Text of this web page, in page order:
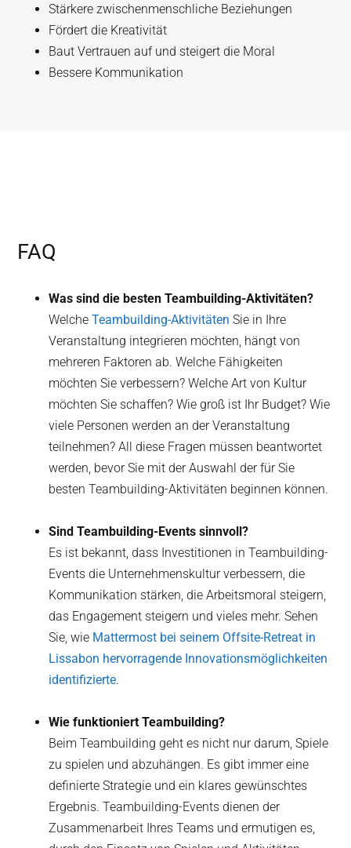
Stärkere zwischenmenschliche Beziehungen
Fördert die Kreativität
Baut Vertrauen auf und steigert die Moral
Bessere Kommunikation
FAQ
Was sind die besten Teambuilding-Aktivitäten?
WelcheTeambuilding-Aktivitäten Sie in Ihre
Veranstaltung integrieren möchten, hängt von
mehreren Faktoren ab. Welche Fähigkeiten
möchten Sie verbessern? Welche Art von Kultur
möchten Sie schaffen? Wie groß ist Ihr Budget? Wie
viele Personen werden an der Veranstaltung
teilnehmen? All diese Fragen müssen beantwortet
werden, bevor Sie mit der Auswahl der für Sie
besten Teambuilding-Aktivitäten beginnen können.
Sind Teambuilding-Events sinnvoll?
Es ist bekannt, dass Investitionen in Teambuilding-
Events die Unternehmenskultur verbessern, die
Kommunikation stärken, die Arbeitsmoral steigern,
das Engagement steigern und vieles mehr. Sehen
Sie, wie Mattermost bei seinem Offsite-Retreat in
Lissabon hervorragende Innovationsmöglichkeiten
identifizierte.
Wie funktioniert Teambuilding?
Beim Teambuilding geht es nicht nur darum, Spiele
zu spielen und abzuhängen. Es gibt immer eine
definierte Strategie und ein klares gewünschtes
Ergebnis. Teambuilding-Events dienen der
Zusammenarbeit Ihres Teams und ermutigen es,